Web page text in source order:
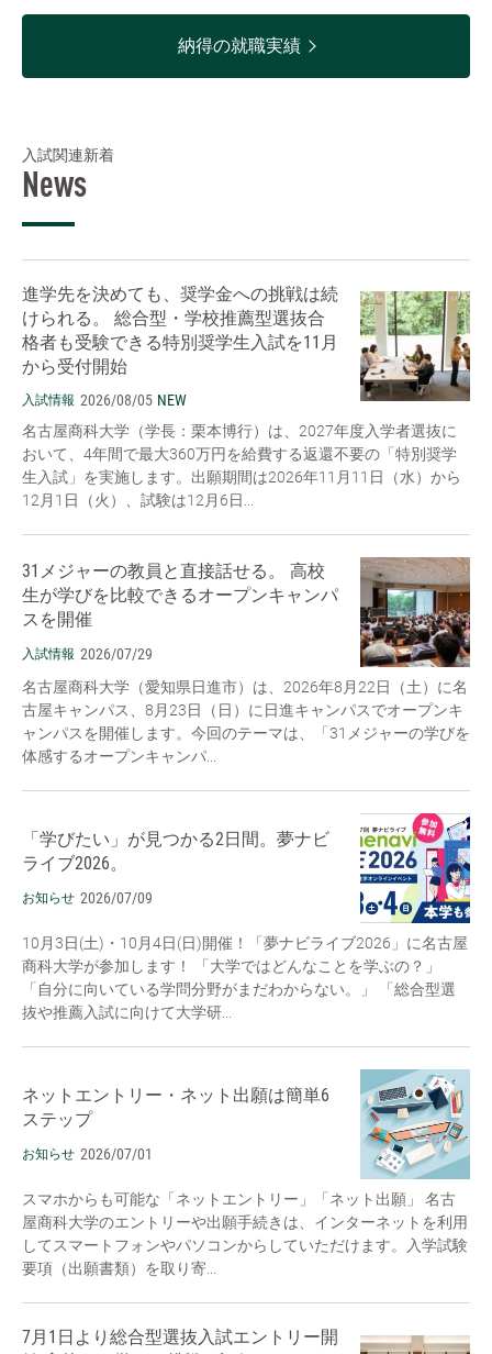
納得の就職実績
入試関連新着
News
進学先を決めても、奨学金への挑戦は続
けられる。 総合型・学校推薦型選抜合
格者も受験できる特別奨学生入試を11月
から受付開始
入試情報 2026/08/05 NEW
名古屋商科大学（学長：栗本博行）は、2027年度入学者選抜に
おいて、4年間で最大360万円を給費する返還不要の「特別奨学
生入試」を実施します。出願期間は2026年11月11日（水）から
12月1日（火）、試験は12月6日...
31メジャーの教員と直接話せる。 高校
生が学びを比較できるオープンキャンパ
スを開催
入試情報 2026/07/29
名古屋商科大学（愛知県日進市）は、2026年8月22日（土）に名
古屋キャンパス、8月23日（日）に日進キャンパスでオープンキ
ャンパスを開催します。今回のテーマは、「31メジャーの学びを
体感するオープンキャンパ...
「学びたい」が見つかる2日間。夢ナビ
ライブ2026。
お知らせ 2026/07/09
10月3日(土)・10月4日(日)開催！「夢ナビライブ2026」に名古屋
商科大学が参加します！ 「大学ではどんなことを学ぶの？」
「自分に向いている学問分野がまだわからない。」 「総合型選
抜や推薦入試に向けて大学研...
ネットエントリー・ネット出願は簡単6
ステップ
お知らせ 2026/07/01
スマホからも可能な「ネットエントリー」「ネット出願」 名古
屋商科大学のエントリーや出願手続きは、インターネットを利用
してスマートフォンやパソコンからしていただけます。入学試験
要項（出願書類）を取り寄...
7月1日より総合型選抜入試エントリー開